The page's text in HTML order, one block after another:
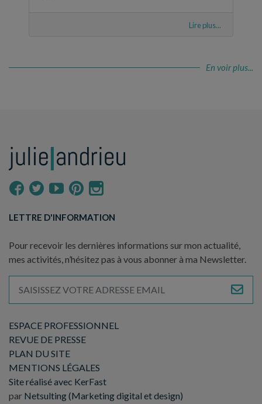
Lire plus...
En voir plus...
ESPACE PROFESSIONNEL
REVUE DE PRESSE
PLAN DU SITE
MENTIONS LÉGALES
Site réalisé avec KerFast
par Netsulting (Marketing digital et design)
LETTRE D'INFORMATION
Pour recevoir les dernières informations sur mon actualité,
mes activités, n’hésitez pas à vous abonner à ma Newsletter.